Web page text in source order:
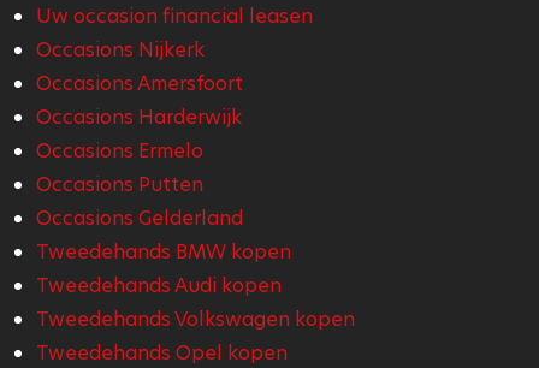
Uw occasion financial leasen
Occasions Nijkerk
Occasions Amersfoort
Occasions Harderwijk
Occasions Ermelo
Occasions Putten
Occasions Gelderland
Tweedehands BMW kopen
Tweedehands Audi kopen
Tweedehands Volkswagen kopen
Tweedehands Opel kopen